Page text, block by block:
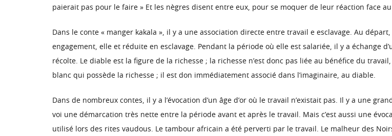
paierait pas pour le faire » Et les nègres disent entre eux, pour se moquer de leur réaction face
Dans le conte « manger kakala », il y a une association directe entre travail e esclavage. Au
engagement, elle et réduite en esclavage. Pendant la période où elle est salariée, il y a échange
récolte. Le diable est la figure de la richesse ; la richesse n’est donc pas liée au bénéfice du
blanc qui possède la richesse ; il est don immédiatement associé dans l’imaginaire, au diable.
Dans de nombreux contes, il y a l’évocation d’un âge d’or où le travail n’existait pas. Il y a une
voi une démarcation très nette entre la période avant et après le travail. Mais c’est aussi une
utilisé lors des rites vaudous. Le tambour africain a été perverti par le travail. Le malheur des